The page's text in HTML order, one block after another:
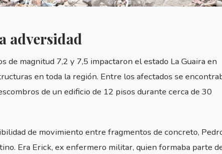
adversidad
de magnitud 7,2 y 7,5 impactaron el estado La Guaira en
en toda la región. Entre los afectados se
de un edificio de 12 pisos durante cerca de 30
de movimiento entre fragmentos de concreto,
Era Erick, ex enfermero militar, quien formaba parte